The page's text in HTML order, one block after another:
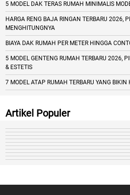
5 MODEL DAK TERAS RUMAH MINIMALIS
HARGA RENG BAJA RINGAN TERBARU 2026,
MENGHITUNGNYA
BIAYA DAK RUMAH PER METER HINGGA
5 MODEL GENTENG RUMAH TERBARU 2026,
& ESTETIS
7 MODEL ATAP RUMAH TERBARU YANG
Artikel Populer